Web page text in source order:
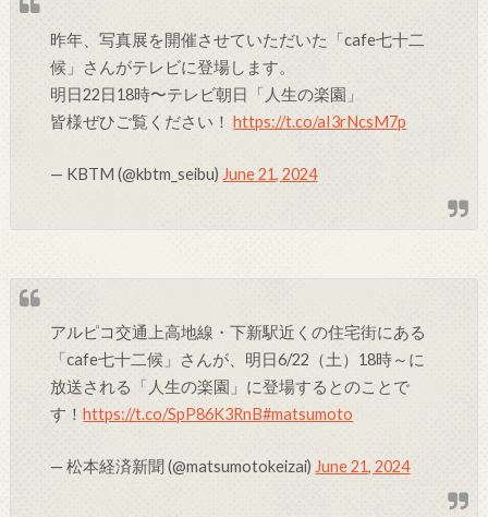
昨年、写真展を開催させていただいた「cafe七十二
候」さんがテレビに登場します。
明日22日18時〜テレビ朝日「人生の楽園」
皆様ぜひご覧ください！https://t.co/aI3rNcsM7p
— KBTM (@kbtm_seibu) June 21, 2024
アルピコ交通上高地線・下新駅近くの住宅街にある
「cafe七十二候」さんが、明日6/22（土）18時～に
放送される「人生の楽園」に登場するとのことで
す！https://t.co/SpP86K3RnB#matsumoto
— 松本経済新聞 (@matsumotokeizai) June 21, 2024